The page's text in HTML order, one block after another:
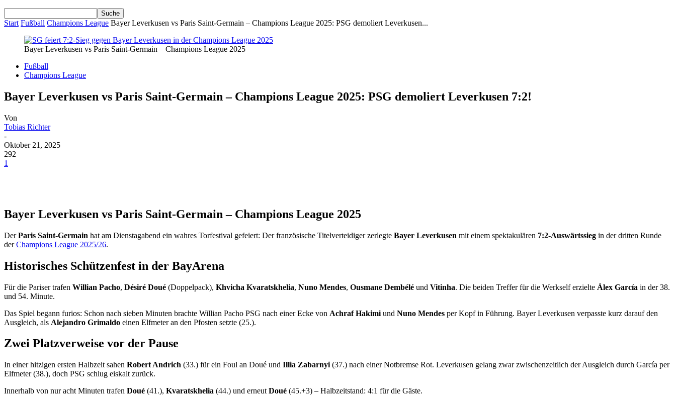
Start Fußball Champions League Bayer Leverkusen vs Paris Saint-Germain – Champions League 2025: PSG demoliert Leverkusen...
Bayer Leverkusen vs Paris Saint-Germain – Champions League 2025
Fußball
Champions League
Bayer Leverkusen vs Paris Saint-Germain – Champions League 2025: PSG demoliert Leverkusen 7:2!
Von
Tobias Richter
-
Oktober 21, 2025
292
1
Bayer Leverkusen vs Paris Saint-Germain – Champions League 2025
DerParis Saint-Germain hat am Dienstagabend ein wahres Torfestival gefeiert: Der französische Titelverteidiger zerlegte Bayer Leverkusen mit einem spektakulären 7:2-Auswärtssieg in der dritten Runde
derChampions League 2025/26.
Historisches Schützenfest in der BayArena
Für die Pariser trafen Willian Pacho, Désiré Doué (Doppelpack), Khvicha Kvaratskhelia, Nuno Mendes, Ousmane Dembélé und Vitinha. Die beiden Treffer für die Werkself erzielte Álex García in der 38.
und 54. Minute.
Das Spiel begann furios: Schon nach sieben Minuten brachte Willian Pacho PSG nach einer Ecke von Achraf Hakimi und Nuno Mendes per Kopf in Führung. Bayer Leverkusen verpasste kurz darauf den
Ausgleich, als Alejandro Grimaldo einen Elfmeter an den Pfosten setzte (25.).
Zwei Platzverweise vor der Pause
In einer hitzigen ersten Halbzeit sahen Robert Andrich (33.) für ein Foul an Doué und Illia Zabarnyi (37.) nach einer Notbremse Rot. Leverkusen gelang zwar zwischenzeitlich der Ausgleich durch García per
Elfmeter (38.), doch PSG schlug eiskalt zurück.
Innerhalb von nur acht Minuten trafen Doué (41.), Kvaratskhelia (44.) und erneut Doué (45.+3) – Halbzeitstand: 4:1 für die Gäste.